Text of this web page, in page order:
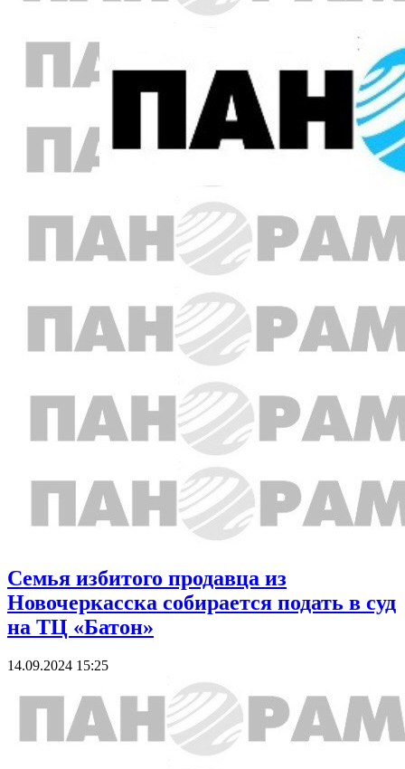
Семья избитого продавца из
Новочеркасска собирается подать в суд
на ТЦ «Батон»
14.09.2024 15:25